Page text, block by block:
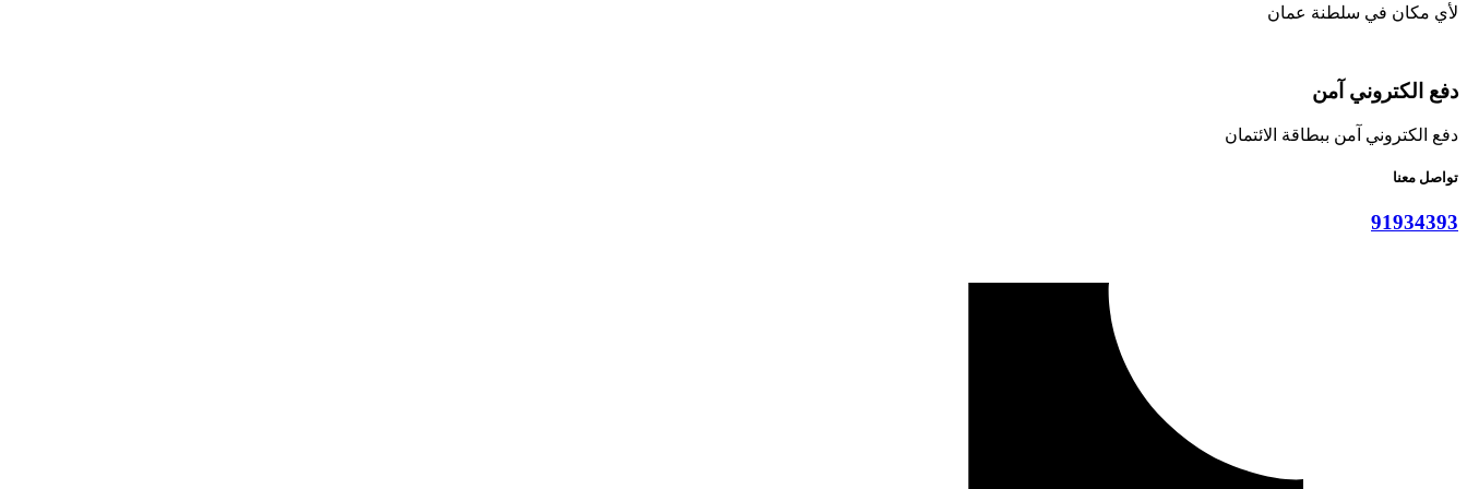
لأي مكان في سلطنة عمان
دفع الكتروني آمن
دفع الكتروني آمن ببطاقة الائتمان
تواصل معنا
91934393